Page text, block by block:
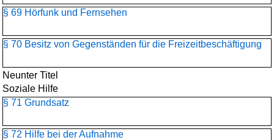
§ 69 Hörfunk und Fernsehen
§ 70 Besitz von Gegenständen für die Freizeitbeschäftigung
Neunter Titel
Soziale Hilfe
§ 71 Grundsatz
§ 72 Hilfe bei der Aufnahme